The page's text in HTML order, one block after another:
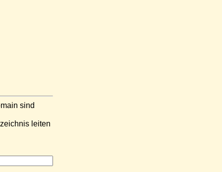
sind
leiten